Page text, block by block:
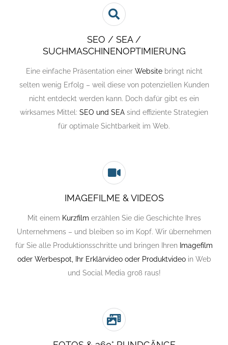
SEO / SEA /
SUCHMASCHINENOPTIMIERUNG
Eine einfache Präsentation einer Websitebringt nicht
selten wenig Erfolg – weil diese von potenziellen Kunden
nicht entdeckt werden kann. Doch dafür gibt es ein
wirksames Mittel: SEO und SEA sind effiziente Strategien
für optimale Sichtbarkeit im Web.
IMAGEFILME & VIDEOS
Mit einem Kurzfilm erzählen Sie die Geschichte Ihres
Unternehmens – und bleiben so im Kopf. Wir übernehmen
für Sie alle Produktionsschritte und bringen Ihren Imagefilm
oder Werbespot, Ihr Erklärvideo oder Produktvideoin Web
und Social Media groß raus!